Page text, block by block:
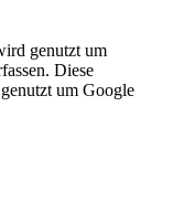
genutzt um
Diese
um Google